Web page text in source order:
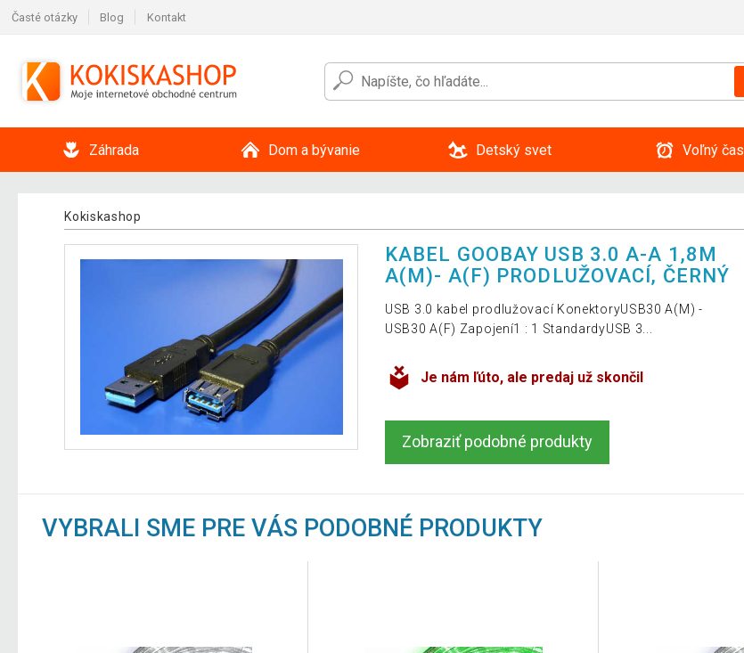
Časté otázky Blog Kontakt
Záhrada Dom a bývanie Detský svet Voľný čas
Kokiskashop
KABEL GOOBAY USB 3.0 A-A 1,8M
A(M)- A(F) PRODLUŽOVACÍ, ČERNÝ
USB 3.0 kabel prodlužovací KonektoryUSB30 A(M) -
USB30 A(F) Zapojení1 : 1 StandardyUSB 3...
Je nám ľúto, ale predaj už skončil
Zobraziť podobné produkty
VYBRALI SME PRE VÁS PODOBNÉ PRODUKTY